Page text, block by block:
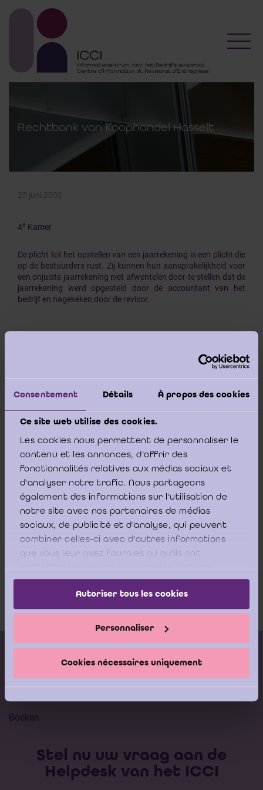
Consentement Détails À propos des cookies
Ce site web utilise des cookies.
Les cookies nous permettent de personnaliser le
contenu et les annonces, d'offrir des
fonctionnalités relatives aux médias sociaux et
d'analyser notre trafic. Nous partageons
également des informations sur l'utilisation de
notre site avec nos partenaires de médias
sociaux, de publicité et d'analyse, qui peuvent
combiner celles-ci avec d'autres informations
que vous leur avez fournies ou qu'ils ont
services.
Autoriser tous les cookies
Personnaliser
Cookies nécessaires uniquement
Rechtbank van Koophandel Hasselt
25 juni 2002
4e Kamer
De plicht tot het opstellen van een jaarrekening is een plicht die
op de bestuurders rust. Zij kunnen hun aansprakelijkheid voor
een onjuiste jaarrekening niet afwentelen door te stellen dat de
jaarrekening werd opgesteld door de accountant van het
bedrijf en nagekeken door de revisor.
Zij zijn met name aansprakelijk indien uit het flagrante verschil
tussen werkelijkheid en gegevens kan worden afgeleid dat zij
de jaarrekening fouten vertoont ten gevolge van
overwaarderingen waarbij de bestuurders te kwader trouw
zijn, dan zijn de commissaris en de bestuurdersin solidum
dient te vrijwaren.
Koophandel-Hasselt-
25_06_2002.pdf
Kalender vorming
Boeken
Stel nu uw vraag aan de
Helpdesk van het ICCI